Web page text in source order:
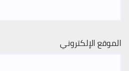
الموقع الإلكتروني